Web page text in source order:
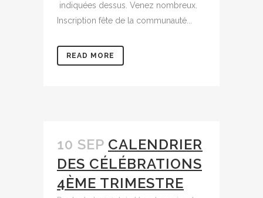
indiquées dessus. Venez nombreux.
Inscription fête de la communauté...
READ MORE
10 SEP CALENDRIER
DES CÉLÉBRATIONS
4ÈME TRIMESTRE